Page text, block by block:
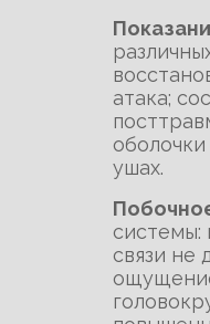
атака;
ушах.
системы:
связи не